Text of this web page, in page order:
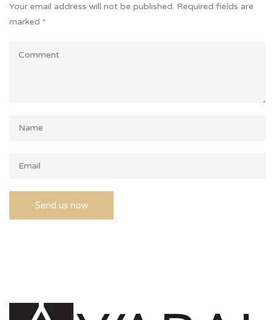
Your email address will not be published. Required fields are
marked *